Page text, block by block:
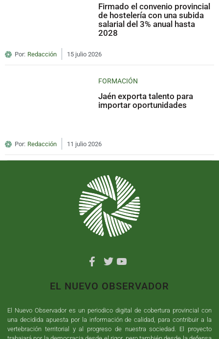
Firmado el convenio provincial
de hostelería con una subida
salarial del 3% anual hasta
2028
Por: Redacción 15 julio 2026
FORMACIÓN
Jaén exporta talento para
importar oportunidades
Por: Redacción 11 julio 2026
EL NUEVO OBSERVADOR
El Nuevo Observador es un periodico digital de cobertura provincial con
una decidida apuesta por la información de calidad, para contribuir a la
vertebración territorial y al progreso de nuestra sociedad. El proyecto